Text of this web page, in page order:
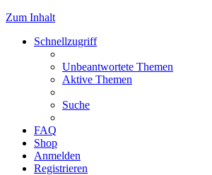
Zum Inhalt
Schnellzugriff
Unbeantwortete Themen
Aktive Themen
Suche
FAQ
Shop
Anmelden
Registrieren